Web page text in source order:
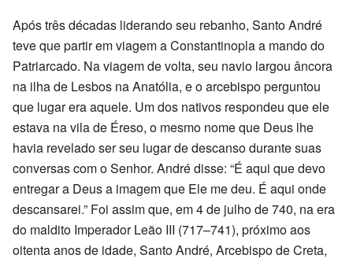
Após três décadas liderando seu rebanho, Santo André
teve que partir em viagem a Constantinopla a mando do
Patriarcado. Na viagem de volta, seu navio largou âncora
na ilha de Lesbos na Anatólia, e o arcebispo perguntou
que lugar era aquele. Um dos nativos respondeu que ele
estava na vila de Éreso, o mesmo nome que Deus lhe
havia revelado ser seu lugar de descanso durante suas
conversas com o Senhor. André disse: “É aqui que devo
entregar a Deus a imagem que Ele me deu. É aqui onde
descansarei.” Foi assim que, em 4 de julho de 740, na era
do maldito Imperador Leão III (717–741), próximo aos
oitenta anos de idade, Santo André, Arcebispo de Creta,